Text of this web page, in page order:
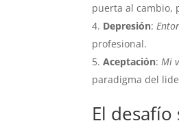
puerta al cambio,
Depresión:
profesional.
Aceptación: Mi
paradigma del
El